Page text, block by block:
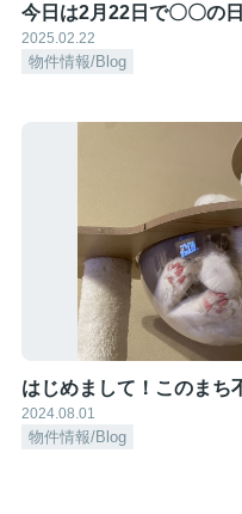
今日は2月22日で〇〇の
2025.02.22
物件情報/Blog
はじめまして！このまち
2024.08.01
物件情報/Blog